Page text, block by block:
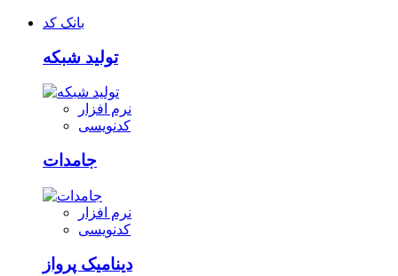
بانک کد
تولید شبکه
نرم افزار
کدنویسی
جامدات
نرم افزار
کدنویسی
دینامیک پرواز